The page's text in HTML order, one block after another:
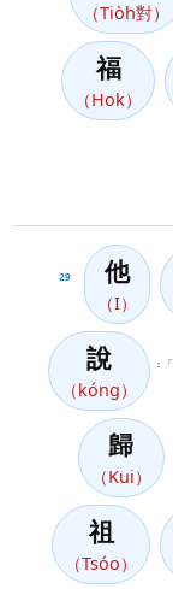
（Tio̍h對）
福
（Hok）
29 他
（I）
說
（kóng）
：「
歸
（Kui）
祖
（Tsóo）